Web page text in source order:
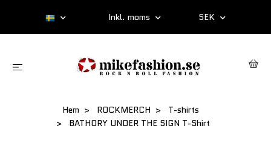
Inkl. moms SEK
Hem ROCKMERCH
T-shirts
BATHORY UNDER THE SIGN T-Shirt